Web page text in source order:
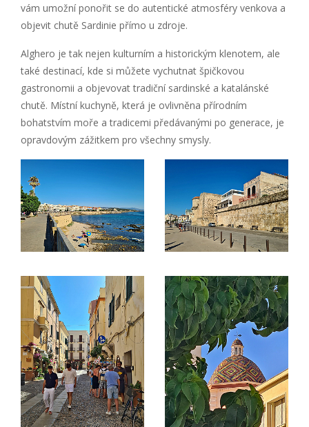
vám umožní ponořit se do autentické atmosféry venkova a
objevit chutě Sardinie přímo u zdroje.
Alghero je tak nejen kulturním a historickým klenotem, ale
také destinací, kde si můžete vychutnat špičkovou
gastronomii a objevovat tradiční sardinské a katalánské
chutě. Místní kuchyně, která je ovlivněna přírodním
bohatstvím moře a tradicemi předávanými po generace, je
opravdovým zážitkem pro všechny smysly.